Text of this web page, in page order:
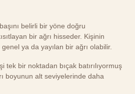
belirli bir yöne doğru
bir ağrı hisseder. Kişinin
ya da yayılan bir ağrı olabilir.
tek bir noktadan bıçak batırılıyormuş
boyunun alt seviyelerinde daha